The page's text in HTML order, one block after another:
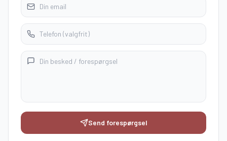
Send forespørgsel